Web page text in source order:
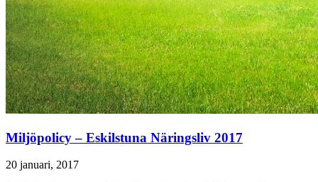
Miljöpolicy – Eskilstuna Näringsliv 2017
20 januari, 2017